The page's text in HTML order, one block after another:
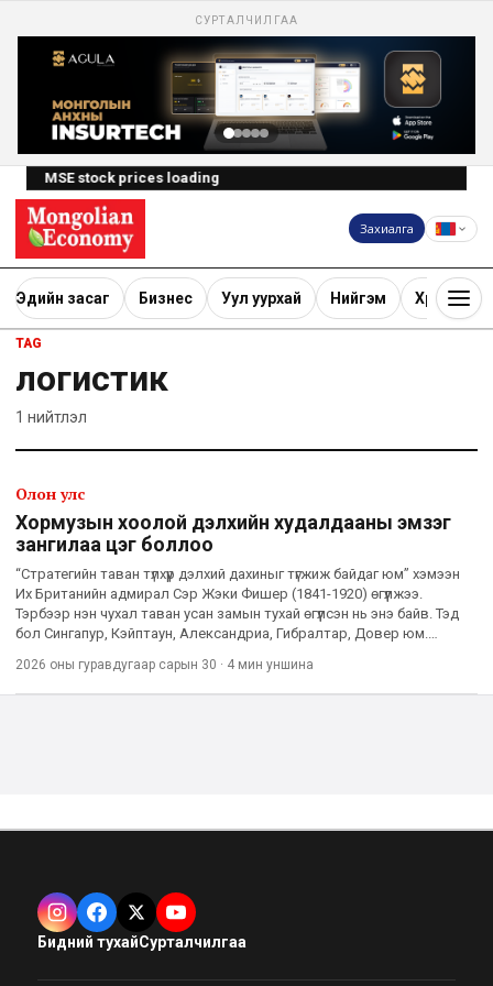
СУРТАЛЧИЛГАА
MSE stock prices loading
Захиалга
Эдийн засаг Бизнес Уул уурхай Нийгэм Хөрөнгө
TAG
логистик
1 нийтлэл
Олон улс
Хормузын хоолой дэлхийн худалдааны эмзэг
зангилаа цэг боллоо
“Стратегийн таван түлхүүр дэлхий дахиныг түгжиж байдаг юм” хэмээн
Их Британийн адмирал Сэр Жэки Фишер (1841-1920) өгүүлжээ.
Тэрбээр нэн чухал таван усан замын тухай өгүүлсэн нь энэ байв. Тэд
бол Сингапур, Кэйптаун, Александриа, Гибралтар, Довер юм.
2026 оны гуравдугаар сарын 30 · 4 мин уншина
Бидний тухайСурталчилгаа